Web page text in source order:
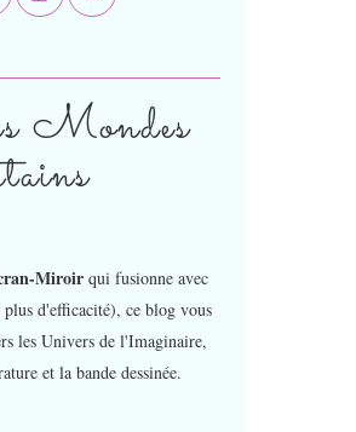
Mondes
Miroir qui fusionne avec
d'efficacité), ce blog vous
les Univers de l'Imaginaire,
et la bande dessinée.